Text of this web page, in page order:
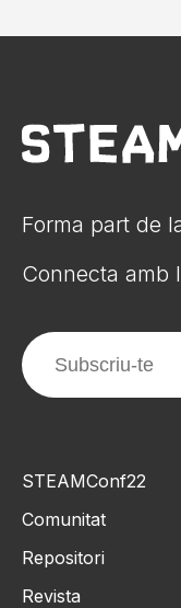
Forma part de
Connecta amb
STEAMConf22
Comunitat
Repositori
Revista